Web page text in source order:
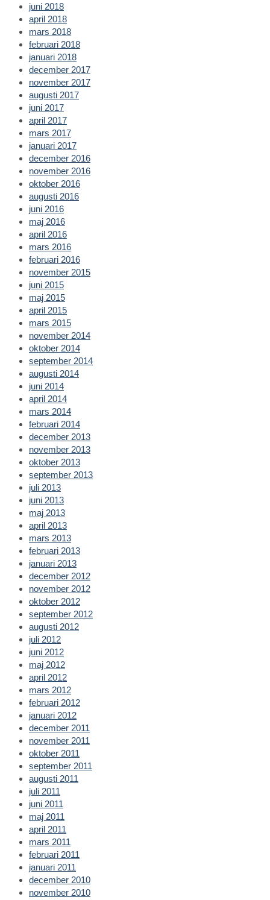
juni 2018
april 2018
mars 2018
februari 2018
januari 2018
december 2017
november 2017
augusti 2017
juni 2017
april 2017
mars 2017
januari 2017
december 2016
november 2016
oktober 2016
augusti 2016
juni 2016
maj 2016
april 2016
mars 2016
februari 2016
november 2015
juni 2015
maj 2015
april 2015
mars 2015
november 2014
oktober 2014
september 2014
augusti 2014
juni 2014
april 2014
mars 2014
februari 2014
december 2013
november 2013
oktober 2013
september 2013
juli 2013
juni 2013
maj 2013
april 2013
mars 2013
februari 2013
januari 2013
december 2012
november 2012
oktober 2012
september 2012
augusti 2012
juli 2012
juni 2012
maj 2012
april 2012
mars 2012
februari 2012
januari 2012
december 2011
november 2011
oktober 2011
september 2011
augusti 2011
juli 2011
juni 2011
maj 2011
april 2011
mars 2011
februari 2011
januari 2011
december 2010
november 2010